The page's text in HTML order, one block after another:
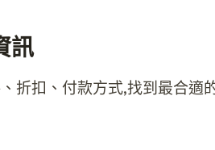
訊
折扣、付款方式,找到最合適